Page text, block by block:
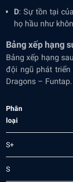
D: Sự tồn tại
họ hầu như
Bảng xếp hạng
Bảng xếp hạng
đội ngũ phát
Dragons – Funtap.
Phân
loại
S+
S